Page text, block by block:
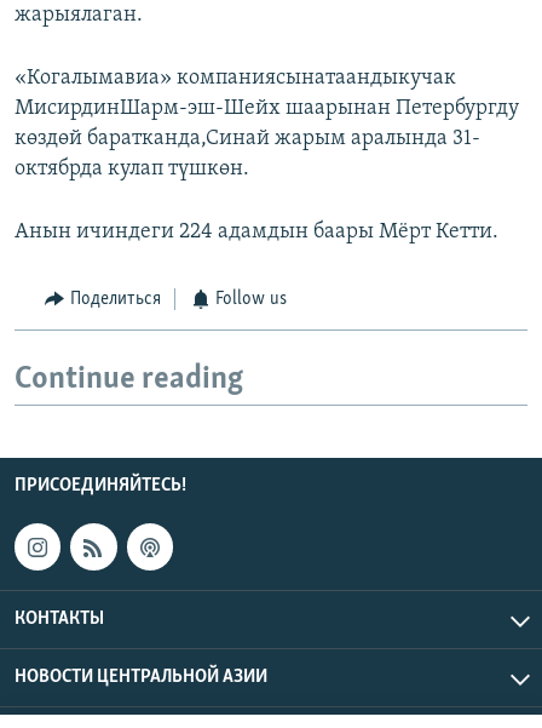
жарыялаган.
«Когалымавиа» компаниясынатаандыкучак
МисирдинШарм-эш-Шейх шаарынан Петербургду
көздөй баратканда,Синай жарым аралында 31-
октябрда кулап түшкөн.
Анын ичиндеги 224 адамдын баары Мёрт Кетти.
Поделиться Follow us
Continue reading
ПРИСОЕДИНЯЙТЕСЬ!
КОНТАКТЫ
НОВОСТИ ЦЕНТРАЛЬНОЙ АЗИИ